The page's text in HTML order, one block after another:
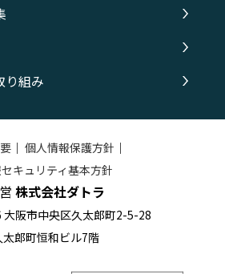
り組み
｜ 個人情報保護方針 ｜
キュリティ基本方針
株式会社ダトラ
大阪市中央区久太郎町2-5-28
太郎町恒和ビル7階